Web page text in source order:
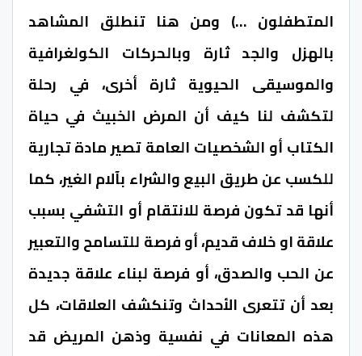
المتطفلون …) ومن هنا تنطلق المشاهد
بالهزل والجد ثارة وبالحركات الكولغرافية
والموسيقى الحيوية ثارة أخرى، في رحلة
لتكشف لنا كيف أن المرض الخبيث في حياة
الكتاب أو الشخصيات العامة تصير مادة تجارية
للكسب عن طريق البيع والشراء بآلام الغير، كما
أنها قد تكون فرصة للانتقام أو التشفي بسبب
علاقة او خلاف قديم، أو فرصة للتسامح والتعبير
عن الحب والصدق، أو فرصة لبناء علاقة جديدة
بعد أن تتعرى الأحداث وتنكشف العلاقات، كل
هذه المعانات في نفسية وذهن المريض قد